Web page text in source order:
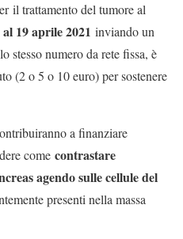
il trattamento del tumore al
19 aprile 2021 inviando un
stesso numero da rete fissa, è
(2 o 5 o 10 euro) per sostenere
a finanziare
come contrastare
agendo sulle cellule del
presenti nella massa